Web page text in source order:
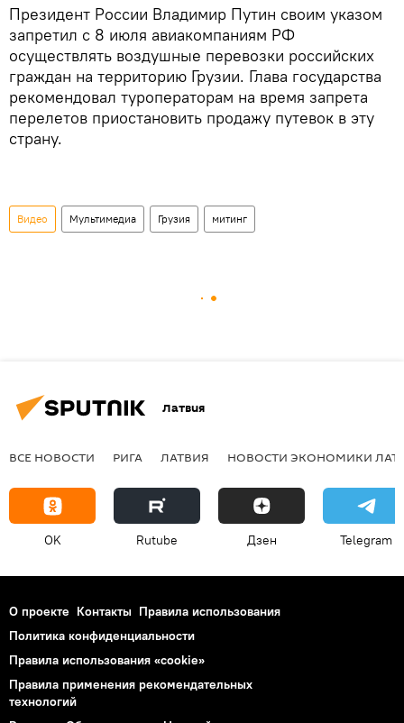
Президент России Владимир Путин своим указом
запретил с 8 июля авиакомпаниям РФ
осуществлять воздушные перевозки российских
граждан на территорию Грузии. Глава государства
рекомендовал туроператорам на время запрета
перелетов приостановить продажу путевок в эту
страну.
Видео Мультимедиа Грузия митинг
Латвия
ВСЕ НОВОСТИ РИГА ЛАТВИЯ НОВОСТИ ЭКОНОМИКИ
OK Rutube Дзен Telegram
О проекте Контакты Правила использования
Политика конфиденциальности
Правила использования «cookie»
Правила применения рекомендательных
технологий